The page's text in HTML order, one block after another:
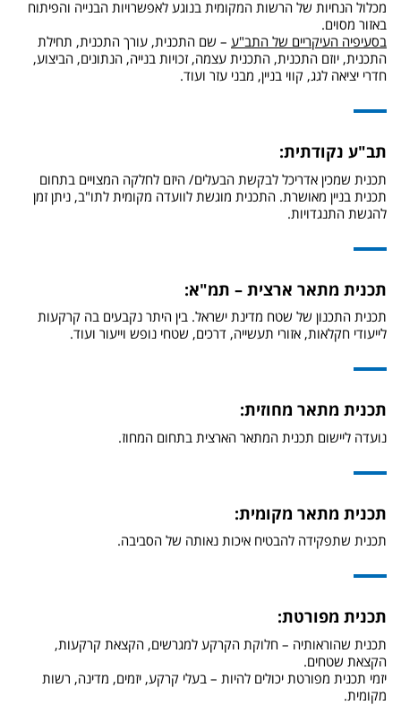
מכלול הנחיות של הרשות המקומית בנוגע לאפשרויות הבנייה והפיתוח
באזור מסוים.
בסעיפיה העיקריים של התב"ע – שם התכנית, עורך התכנית, תחילת
התכנית, יוזם התכנית, התכנית עצמה, זכויות בנייה, הנתונים, הביצוע,
חדרי יציאה לגג, קווי בניין, מבני עזר ועוד.
תב"ע נקודתית:
תכנית שמכין אדריכל לבקשת הבעלים/ היזם לחלקה המצויים בתחום
תכנית בניין מאושרת. התכנית מוגשת לוועדה מקומית לתו"ב, ניתן זמן
להגשת התנגדויות.
תכנית מתאר ארצית – תמ"א:
תכנית התכנון של שטח מדינת ישראל. בין היתר נקבעים בה קרקעות
לייעודי חקלאות, אזורי תעשייה, דרכים, שטחי נופש וייעור ועוד.
תכנית מתאר מחוזית:
נועדה ליישום תכנית המתאר הארצית בתחום המחוז.
תכנית מתאר מקומית:
תכנית שתפקידה להבטיח איכות נאותה של הסביבה.
תכנית מפורטת:
תכנית שהוראותיה – חלוקת הקרקע למגרשים, הקצאת קרקעות,
הקצאת שטחים.
יזמי תכנית מפורטת יכולים להיות – בעלי קרקע, יזמים, מדינה, רשות
מקומית.